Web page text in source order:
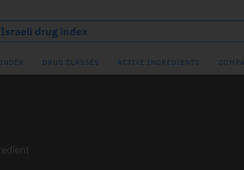
DRUG CLASSES ACTIVE INGREDIENTS